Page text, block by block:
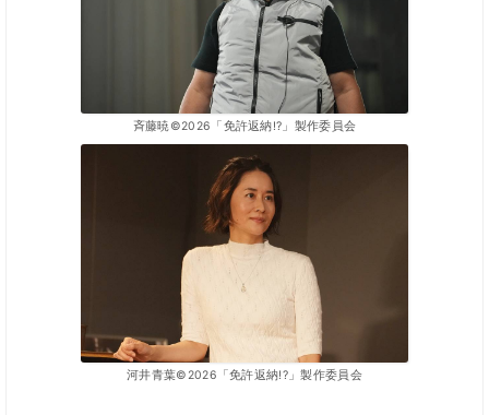
斉藤暁©2026「免許返納!?」製作委員会
河井青葉©2026「免許返納!?」製作委員会